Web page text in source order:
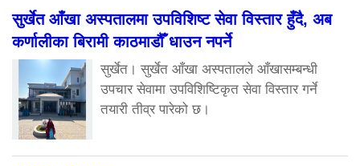
सुर्खेत आँखा अस्पतालमा उपविशिष्ट सेवा विस्तार हुँदै, अब
कर्णालीका बिरामी काठमाडौँ धाउन नपर्ने
सुर्खेत। सुर्खेत आँखा अस्पतालले आँखासम्बन्धी
उपचार सेवामा उपविशिष्टिकृत सेवा विस्तार गर्ने
तयारी तीव्र पारेको छ।